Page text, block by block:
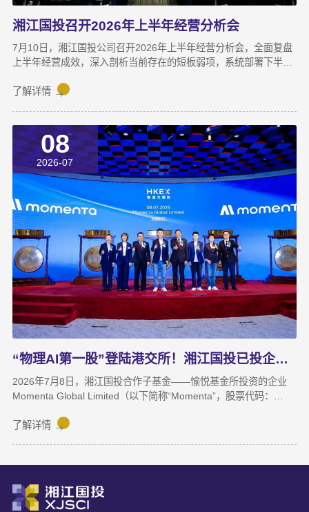
湘江国投召开2026年上半年经营分析会
7月10日，湘江国投公司召开2026年上半年经营分析会，全面复盘
上半年经营成效，深入剖析当前存在的短板弱项，系统部署下半年
年。湘江集团党委副书记宋邦到会指导，湘江国投公司董事长龚国
了上半年业务拓展、指标完成及重点专项推进情况。领导班子成员
结合分管领域，交流工作思路与落实举措，进一步统一思想、凝聚
共识，为下半年协同作战夯实基础。龚国旺在总结讲话中指出，上
半年公司经营效益稳中有升，实现营收6358万元，同比增长
27.6%；利润总额达1.26亿元，同比增长82.8%。股权投资标的持
续向好，金融资产浮盈实现可持续增长，投资主业对公司整体盈利
能力的支撑作用进一步增强。基金业务进退有序，投退良性循环格
局初步形成；直投项目储备与落地扎实推进，资本招商取得实质进
展；湘江基金小镇二期克服连续雨季施工困难，顺利完成竣工验
收；数据运营、商业保理转型取得阶段性突破，科技成果转化服务
与大学生创新创业支持工作也正加速铺开，为后续增长注入新活
力。
了解详情
08
2026-07
“物理AI第一股”登陆港交所！湘江国投已投企业Momenta成功上市
2026年7月8日，湘江国投合作子基金——愉悦基金所投资的企业
Momenta Global Limited（以下简称“Momenta”，股票代码：
第一股”。Momenta本次上市募集资金将主要用于物理AI核心技术
驾驶与人工智能企业，核心团队源自微软亚洲研究院、商汤科技等
AI机构。公司率先提出并量产首发R7世界模型，让AI从“识别像素”
进阶为“理解物理规律、推演真实世界演变”，支撑乘用车高阶智
了解详情